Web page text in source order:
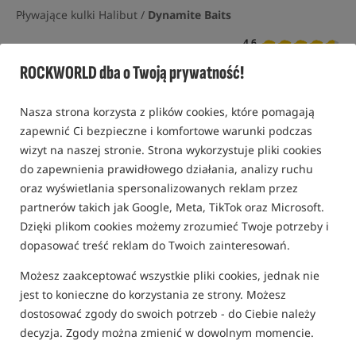
ROCKWORLD dba o Twoją prywatność!
Nasza strona korzysta z plików cookies, które pomagają
zapewnić Ci bezpieczne i komfortowe warunki podczas
wizyt na naszej stronie. Strona wykorzystuje pliki cookies
do zapewnienia prawidłowego działania, analizy ruchu
oraz wyświetlania spersonalizowanych reklam przez
partnerów takich jak Google, Meta, TikTok oraz Microsoft.
Dzięki plikom cookies możemy zrozumieć Twoje potrzeby i
dopasować treść reklam do Twoich zainteresowań.
Możesz zaakceptować wszystkie pliki cookies, jednak nie
jest to konieczne do korzystania ze strony. Możesz
dostosować zgody do swoich potrzeb - do Ciebie należy
decyzja. Zgody można zmienić w dowolnym momencie.
Pływające kulki Halibut / Dynamite Baits
4,6